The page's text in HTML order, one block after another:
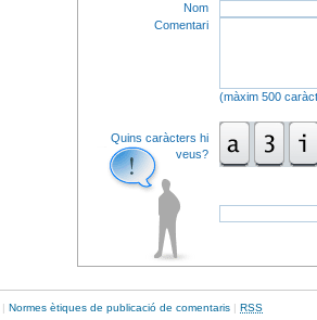
Nom
Comentari
(màxim 500
Quins caràcters hi
veus?
| Normes ètiques de publicació de comentaris | RSS